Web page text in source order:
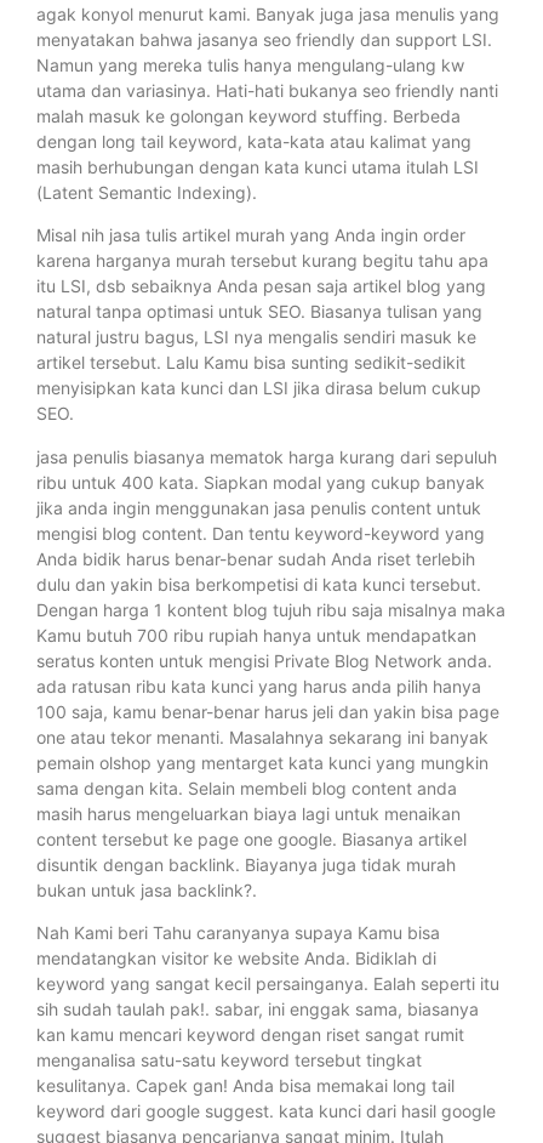
agak konyol menurut kami. Banyak juga jasa menulis yang
menyatakan bahwa jasanya seo friendly dan support LSI.
Namun yang mereka tulis hanya mengulang-ulang kw
utama dan variasinya. Hati-hati bukanya seo friendly nanti
malah masuk ke golongan keyword stuffing. Berbeda
dengan long tail keyword, kata-kata atau kalimat yang
masih berhubungan dengan kata kunci utama itulah LSI
(Latent Semantic Indexing).
Misal nih jasa tulis artikel murah yang Anda ingin order
karena harganya murah tersebut kurang begitu tahu apa
itu LSI, dsb sebaiknya Anda pesan saja artikel blog yang
natural tanpa optimasi untuk SEO. Biasanya tulisan yang
natural justru bagus, LSI nya mengalis sendiri masuk ke
artikel tersebut. Lalu Kamu bisa sunting sedikit-sedikit
menyisipkan kata kunci dan LSI jika dirasa belum cukup
SEO.
jasa penulis biasanya mematok harga kurang dari sepuluh
ribu untuk 400 kata. Siapkan modal yang cukup banyak
jika anda ingin menggunakan jasa penulis content untuk
mengisi blog content. Dan tentu keyword-keyword yang
Anda bidik harus benar-benar sudah Anda riset terlebih
dulu dan yakin bisa berkompetisi di kata kunci tersebut.
Dengan harga 1 kontent blog tujuh ribu saja misalnya maka
Kamu butuh 700 ribu rupiah hanya untuk mendapatkan
seratus konten untuk mengisi Private Blog Network anda.
ada ratusan ribu kata kunci yang harus anda pilih hanya
100 saja, kamu benar-benar harus jeli dan yakin bisa page
one atau tekor menanti. Masalahnya sekarang ini banyak
pemain olshop yang mentarget kata kunci yang mungkin
sama dengan kita. Selain membeli blog content anda
masih harus mengeluarkan biaya lagi untuk menaikan
content tersebut ke page one google. Biasanya artikel
disuntik dengan backlink. Biayanya juga tidak murah
bukan untuk jasa backlink?.
Nah Kami beri Tahu caranyanya supaya Kamu bisa
mendatangkan visitor ke website Anda. Bidiklah di
keyword yang sangat kecil persainganya. Ealah seperti itu
sih sudah taulah pak!. sabar, ini enggak sama, biasanya
kan kamu mencari keyword dengan riset sangat rumit
menganalisa satu-satu keyword tersebut tingkat
kesulitanya. Capek gan! Anda bisa memakai long tail
keyword dari google suggest. kata kunci dari hasil google
suggest biasanya pencarianya sangat minim. Itulah